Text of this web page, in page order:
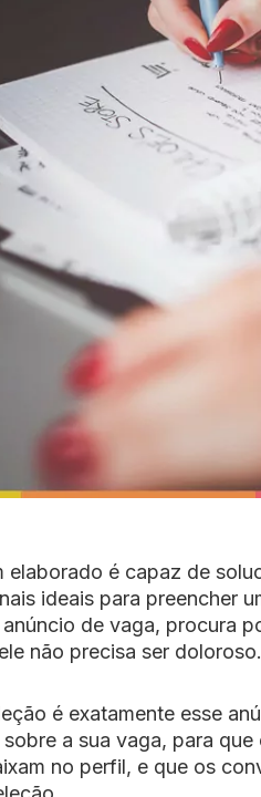
elaborado é capaz de
ideais para preencher
de vaga, procura
não precisa ser doloroso.
é exatamente esse
a sua vaga, para
no perfil, e que os